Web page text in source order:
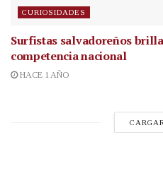
CURIOSIDADES
Surfistas salvadoreños
competencia nacional
HACE 1 AÑO